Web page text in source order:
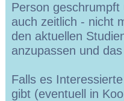
Person
auch zeitlich - nicht
den aktuellen
anzupassen und
Falls es
gibt (eventuell in